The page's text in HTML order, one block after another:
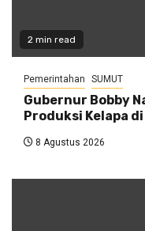
2 min read
Pemerintahan SUMUT
Gubernur Bobby
Produksi Kelapa
8 Agustus 2026